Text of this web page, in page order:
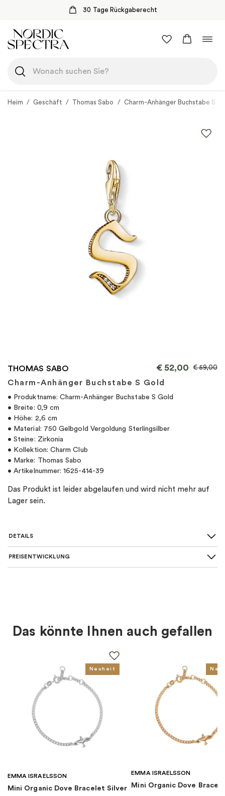
30 Tage Rückgaberecht
Inhalt
springen
Heim / Geschäft / Thomas Sabo / Charm-Anhänger Buchstabe S
THOMAS SABO
Charm-Anhänger Buchstabe S Gold
€52,00 €59,00
• Produktname: Charm-Anhänger Buchstabe S Gold
• Breite: 0,9 cm
• Höhe: 2,6 cm
• Material: 750 Gelbgold Vergoldung Sterlingsilber
• Steine: Zirkonia
• Kollektion: Charm Club
• Marke: Thomas Sabo
• Artikelnummer: 1625-414-39
Das Produkt ist leider abgelaufen und wird nicht mehr auf
Lager sein.
DETAILS
SKU
Damen, Herren, Kinder
: 4051245374575
Kollektion Charm Club
Charms
Marke: Thomas Sabo
PREISENTWICKLUNG
Das könnte Ihnen auch gefallen
Neuheit
EMMA ISRAELSSON
Mini Organic Dove Bracelet Silver
EMMA ISRAELSSON
Mini Organic Dove